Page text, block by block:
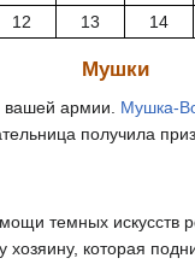
12 13 14
Мушки
вашей армии. Мушка-
получила
темных
которая